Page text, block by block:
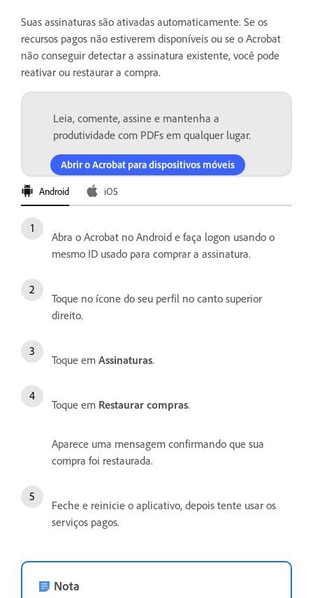
Suas assinaturas são ativadas automaticamente. Se os
recursos pagos não estiverem disponíveis ou se o Acrobat
não conseguir detectar a assinatura existente, você pode
reativar ou restaurar a compra.
Leia, comente, assine e mantenha a
produtividade com PDFs em qualquer lugar.
Abrir o Acrobat para dispositivos móveis
Android iOS
Abra o Acrobat no Android e faça logon usando o
mesmo ID usado para comprar a assinatura.
Toque no ícone do seu perfil no canto superior
direito.
Toque em Assinaturas.
Toque em Restaurar compras.
Aparece uma mensagem confirmando que sua
compra foi restaurada.
Feche e reinicie o aplicativo, depois tente usar os
serviços pagos.
Nota